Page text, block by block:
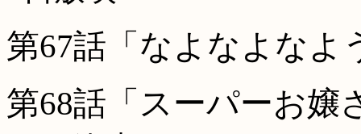
第67話「なよなよなよ
第68話「スーパーお嬢